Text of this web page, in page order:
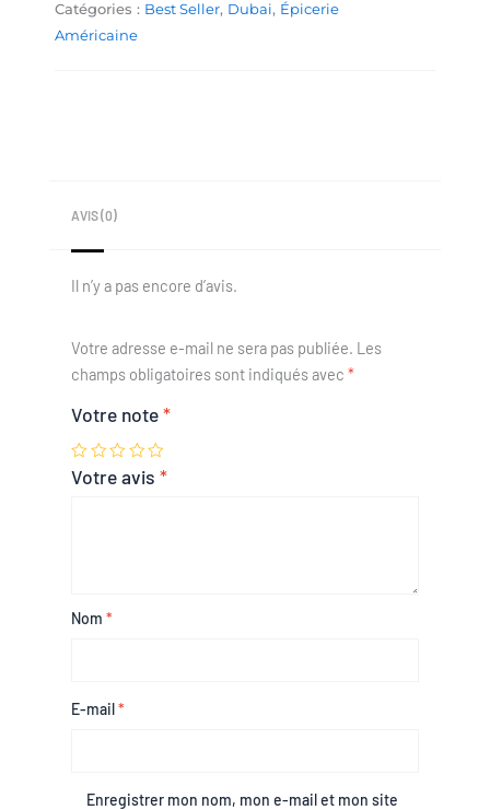
Catégories : Best Seller, Dubai, Épicerie
Américaine
AVIS (0)
Il n’y a pas encore d’avis.
Votre adresse e-mail ne sera pas publiée. Les
champs obligatoires sont indiqués avec *
Votre note*
Votre avis *
Nom *
E-mail*
Enregistrer mon nom, mon e-mail et mon site